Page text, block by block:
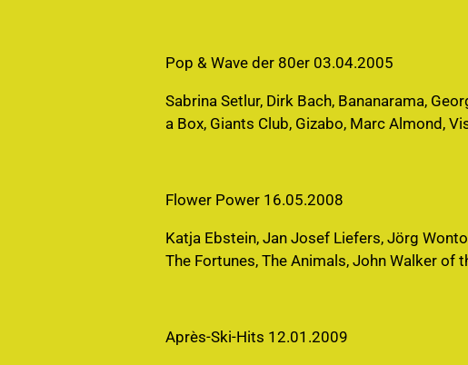
Pop & Wave der 80er 03.04.2005
Sabrina Setlur, Dirk Bach, Bananarama,
a Box, Giants Club, Gizabo, Marc Almond,
Flower Power 16.05.2008
Katja Ebstein, Jan Josef Liefers, Jörg
The Fortunes, The Animals, John Walker of
Après-Ski-Hits 12.01.2009